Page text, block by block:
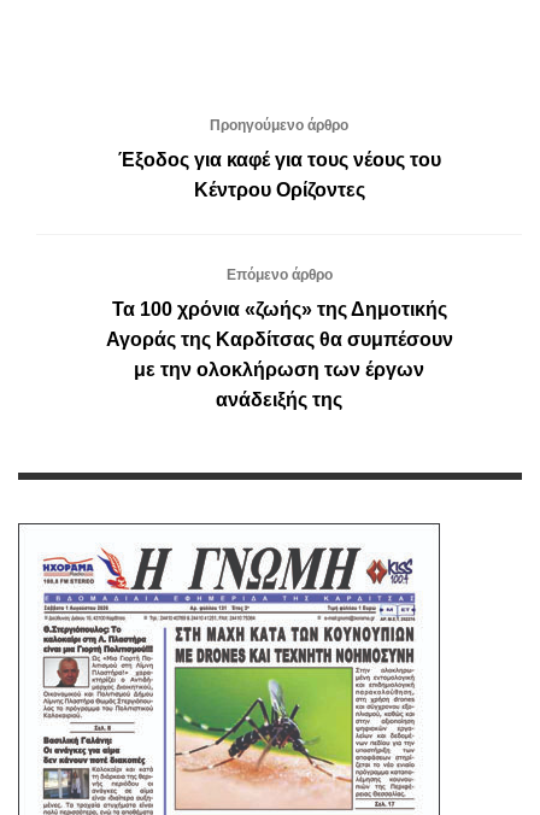
Προηγούμενο άρθρο
Έξοδος για καφέ για τους νέους του
Κέντρου Ορίζοντες
Επόμενο άρθρο
Τα 100 χρόνια «ζωής» της Δημοτικής
Αγοράς της Καρδίτσας θα συμπέσουν
με την ολοκλήρωση των έργων
ανάδειξής της